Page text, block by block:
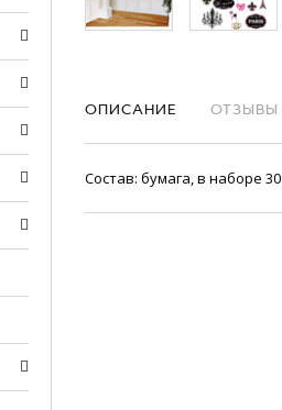
ОПИСАНИЕ ОТЗЫВЫ
Состав: бумага, в наборе